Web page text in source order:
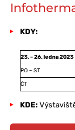
KDY:
23. – 26. ledna 2023
PO – ST
ČT
KDE: